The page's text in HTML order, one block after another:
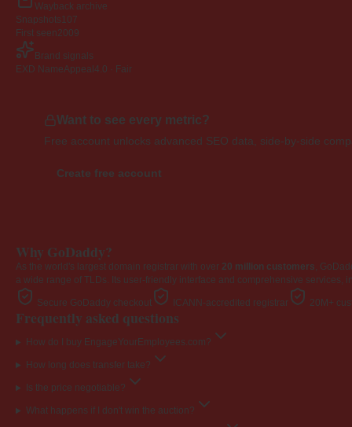
Wayback archive
Snapshots 107
First seen2009
Brand signals
EXD NameAppeal 4.0 · Fair
Want to see every metric?
Free account unlocks advanced SEO data, side-by-side
Create free account
Why GoDaddy?
As the world's largest domain registrar with over 20 million customers,
a wide range of TLDs. Its user-friendly interface and comprehensive
Secure GoDaddy checkout ICANN-accredited registrar 20M+
Frequently asked questions
How do I buy EngageYourEmployees.com?
How long does transfer take?
Is the price negotiable?
What happens if I don't win the auction?